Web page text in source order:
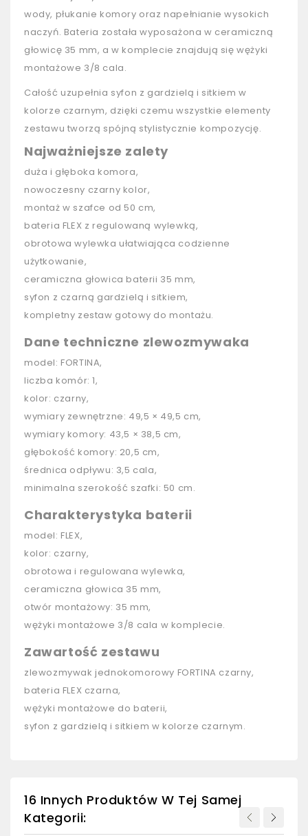
wody, płukanie komory oraz napełnianie wysokich
naczyń. Bateria została wyposażona w ceramiczną
głowicę 35 mm, a w komplecie znajdują się wężyki
montażowe 3/8 cala.
Całość uzupełnia syfon z gardzielą i sitkiem w
kolorze czarnym, dzięki czemu wszystkie elementy
zestawu tworzą spójną stylistycznie kompozycję.
Najważniejsze zalety
duża i głęboka komora,
nowoczesny czarny kolor,
montaż w szafce od 50 cm,
bateria FLEX z regulowaną wylewką,
obrotowa wylewka ułatwiająca codzienne
użytkowanie,
ceramiczna głowica baterii 35 mm,
syfon z czarną gardzielą i sitkiem,
kompletny zestaw gotowy do montażu.
Dane techniczne zlewozmywaka
model: FORTINA,
liczba komór: 1,
kolor: czarny,
wymiary zewnętrzne: 49,5 × 49,5 cm,
wymiary komory: 43,5 × 38,5 cm,
głębokość komory: 20,5 cm,
średnica odpływu: 3,5 cala,
minimalna szerokość szafki: 50 cm.
Charakterystyka baterii
model: FLEX,
kolor: czarny,
obrotowa i regulowana wylewka,
ceramiczna głowica 35 mm,
otwór montażowy: 35 mm,
wężyki montażowe 3/8 cala w komplecie.
Zawartość zestawu
zlewozmywak jednokomorowy FORTINA czarny,
bateria FLEX czarna,
wężyki montażowe do baterii,
syfon z gardzielą i sitkiem w kolorze czarnym.
16 Innych Produktów W Tej Samej
Kategorii: